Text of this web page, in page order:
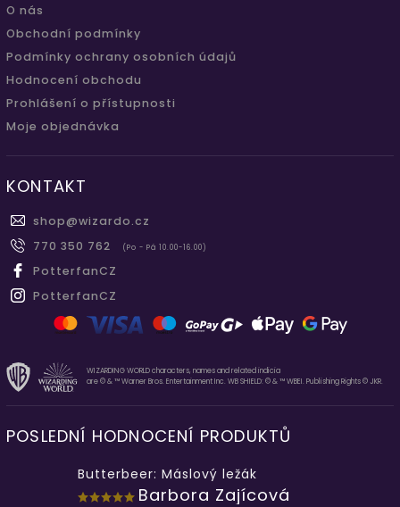
O nás
Obchodní podmínky
Podmínky ochrany osobních údajů
Hodnocení obchodu
Prohlášení o přístupnosti
Moje objednávka
KONTAKT
shop@wizardo.cz
770 350 762
(Po - Pá 10.00-16.00)
PotterfanCZ
PotterfanCZ
WIZARDING WORLD characters, names and related indicia
are © & ™ Warner Bros. Entertainment Inc. WB SHIELD: © & ™ WBEI. Publishing Rights © JKR.
POSLEDNÍ HODNOCENÍ PRODUKTŮ
Butterbeer: Máslový ležák
Barbora Zajícová